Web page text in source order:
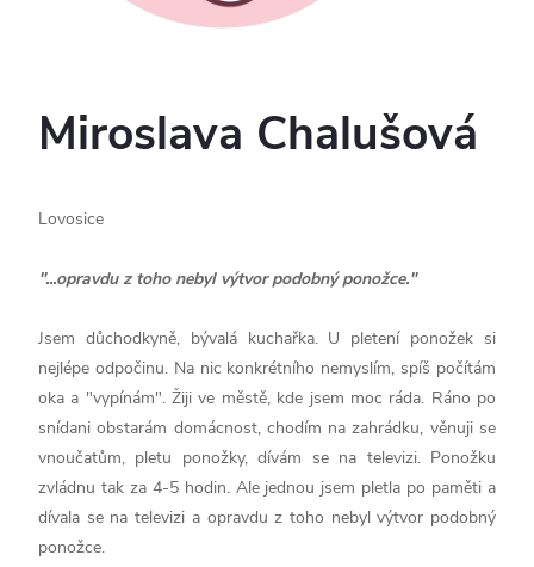
Miroslava Chalušová
Lovosice
"...opravdu z toho nebyl výtvor podobný ponožce."
Jsem důchodkyně, bývalá kuchařka. U pletení ponožek si
nejlépe odpočinu. Na nic konkrétního nemyslím, spíš počítám
oka a "vypínám". Žiji ve městě, kde jsem moc ráda. Ráno po
snídani obstarám domácnost, chodím na zahrádku, věnuji se
vnoučatům, pletu ponožky, dívám se na televizi. Ponožku
zvládnu tak za 4-5 hodin. Ale jednou jsem pletla po paměti a
dívala se na televizi a opravdu z toho nebyl výtvor podobný
ponožce.